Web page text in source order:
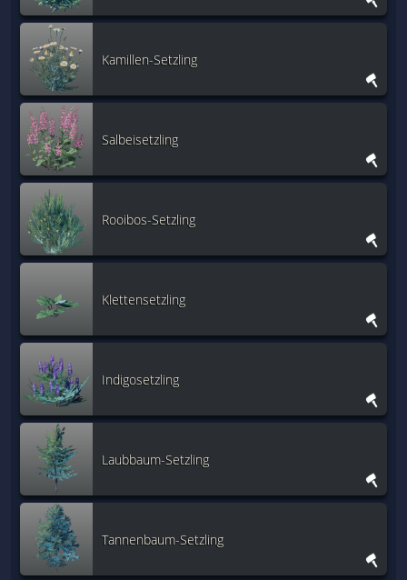
Kamillen-Setzling
Salbeisetzling
Rooibos-Setzling
Klettensetzling
Indigosetzling
Laubbaum-Setzling
Tannenbaum-Setzling